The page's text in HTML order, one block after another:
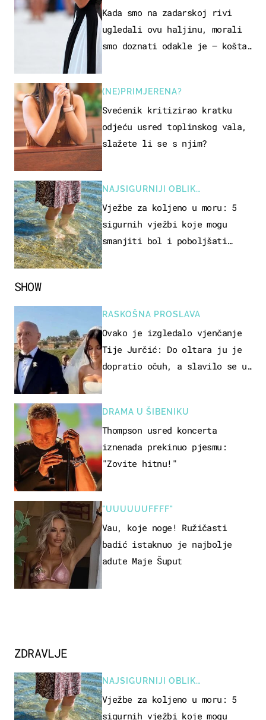
SHOW
RASKOŠNA PROSLAVA
Ovako je izgledalo vjenčanje
Tije Jurčić: Do oltara ju je
dopratio očuh, a slavilo se uz
DRAMA U ŠIBENIKU
Thompson usred koncerta
iznenada prekinuo pjesmu:
"Zovite hitnu!"
"UUUUUUFFFF"
Vau, koje noge! Ružičasti
badić istaknuo je najbolje
adute Maje Šuput
ZDRAVLJE
NAJSIGURNIJI OBLIK
REKREACIJE
Vježbe za koljeno u moru: 5
sigurnih vježbi koje mogu
Kada smo na zadarskoj rivi
ugledali ovu haljinu, morali
smo doznati odakle je – košta
(NE)PRIMJERENA?
Svećenik kritizirao kratku
odjeću usred toplinskog vala,
slažete li se s njim?
NAJSIGURNIJI OBLIK
REKREACIJE
Vježbe za koljeno u moru: 5
sigurnih vježbi koje mogu
smanjiti bol i poboljšati